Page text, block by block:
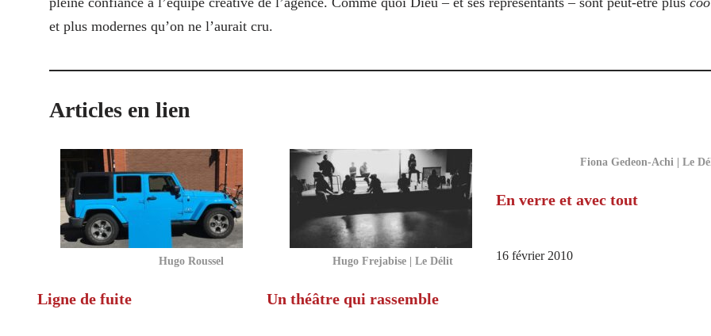
et plus modernes qu’on ne l’aurait cru.
Articles en lien
Hugo Roussel
Ligne de fuite
Hugo Frejabise | Le Délit
Un théâtre qui rassemble
Fiona Gedeon-Achi | Le
En verre et avec tout
16 février 2010